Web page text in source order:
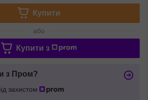
Купити
або
Купити з
з Пром?
захистом